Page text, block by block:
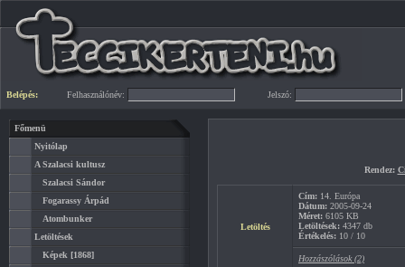
Belépés: Felhasználónév: Jelszó:
Főmenü
Nyitólap
A Szalacsi kultusz
Szalacsi Sándor
Fogarassy Árpád
Atombunker
Letöltések
Képek [1868]
Rendez:
Letöltés
Cím: 14. Európa
Dátum: 2005-09-24
Méret: 6105 KB
Letöltések: 4347 db
Értékelés: 10 / 10
Hozzászólások (2)